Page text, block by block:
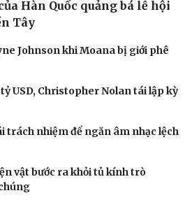
Hàn Quốc quảng bá lễ hội
Tây
Johnson khi Moana bị giới phê
USD, Christopher Nolan tái lập kỳ
trách nhiệm để ngăn âm nhạc lệch
vật bước ra khỏi tủ kính trò